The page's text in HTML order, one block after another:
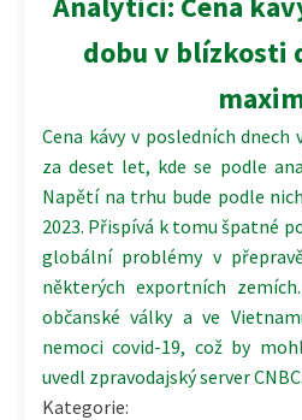
dobu v blízkosti
Cena kávy v posledních
za deset let, kde se podle
Napětí na trhu bude podle
2023. Přispívá k tomu špatné
globální problémy v
některých exportních
občanské války a ve
nemoci covid-19, což by
uvedl zpravodajský server CNBC.
Kategorie: